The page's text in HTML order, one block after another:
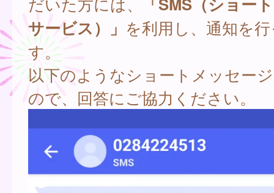
サービス）」 を利用し、通知を
す。
以下のようなショートメッセー
ので、回答にご協力ください。